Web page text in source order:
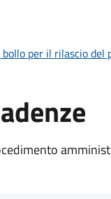
per il rilascio